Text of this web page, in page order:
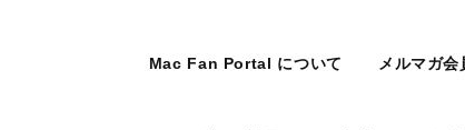
Mac Fan Portal について メルマガ会